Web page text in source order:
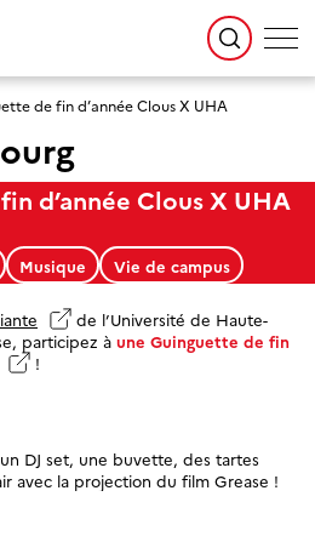
de fin d’année Clous X UHA
d’année Clous X UHA
Musique Vie de campus
de l’Université de Haute-
participez à une Guinguette de fin
!
DJ set, une buvette, des tartes
avec la projection du film Grease !